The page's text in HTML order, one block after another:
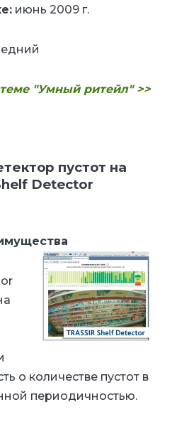
июнь 2009 г.
"Умный ритейл" >>
пустот на
Detector
о количестве пустот в
периодичностью.